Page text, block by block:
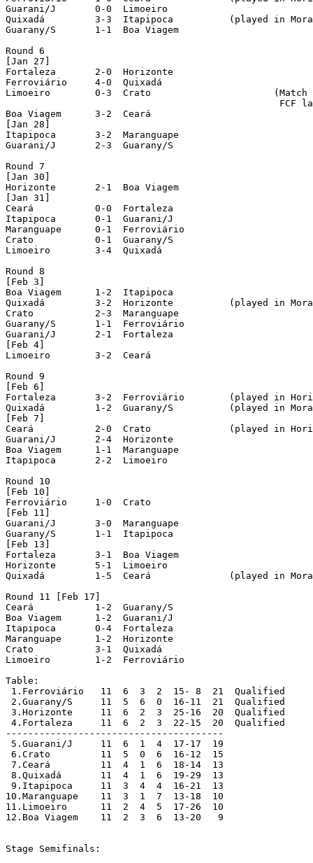
Guarani/J	0-0  Limoeiro
Quixadá		3-3  Itapipoca		(played in Morada Nova)
Guarany/S	1-1  Boa Viagem
Round 6
[Jan 27]
Fortaleza       2-0  Horizonte
Ferroviário     4-0  Quixadá
Limoeiro        0-3  Crato			(Match suspended at 38' when Crato was leading by 1-0.
Boa Viagem      3-2  Ceará
[Jan 28]
Itapipoca       3-2  Maranguape
Guarani/J       2-3  Guarany/S
Round 7
[Jan 30]
Horizonte       2-1  Boa Viagem
[Jan 31]
Ceará	        0-0  Fortaleza
Itapipoca       0-1  Guarani/J
Maranguape      0-1  Ferroviário
Crato	        0-1  Guarany/S
Limoeiro        3-4  Quixadá
Round 8
[Feb 3]
Boa Viagem      1-2  Itapipoca
Quixadá	        3-2  Horizonte		(played in Morada Nova)
Crato	        2-3  Maranguape
Guarany/S       1-1  Ferroviário
Guarani/J       2-1  Fortaleza
[Feb 4]
Limoeiro        3-2  Ceará
Round 9
[Feb 6]
Fortaleza	3-2  Ferroviário	(played in Horizonte)
Quixadá		1-2  Guarany/S		(played in Morada Nova)
[Feb 7]
Ceará		2-0  Crato		(played in Horizonte)
Guarani/J	2-4  Horizonte
Boa Viagem	1-1  Maranguape
Itapipoca	2-2  Limoeiro
Round 10
[Feb 10]
Ferroviário	1-0  Crato
[Feb 11]
Guarani/J	3-0  Maranguape
Guarany/S	1-1  Itapipoca
[Feb 13]
Fortaleza	3-1  Boa Viagem
Horizonte	5-1  Limoeiro
Quixadá		1-5  Ceará		(played in Morada Nova)
Round 11 [Feb 17]
Ceará		1-2  Guarany/S
Boa Viagem	1-2  Guarani/J
Itapipoca	0-4  Fortaleza
Maranguape	1-2  Horizonte
Crato		3-1  Quixadá
Limoeiro	1-2  Ferroviário
Table:
1.Ferroviário   11  6  3  2  15- 8  21  Qualified
2.Guarany/S   	 11  5  6  0  16-11  21  Qualified
3.Horizonte   	 11  6  2  3  25-16  20  Qualified
4.Fortaleza   	 11  6  2  3  22-15  20  Qualified
---------------------------------------
5.Guarani/J   	 11  6  1  4  17-17  19
6.Crato         11  5  0  6  16-12  15
7.Ceará         11  4  1  6  18-14  13
8.Quixadá   	 11  4  1  6  19-29  13
9.Itapipoca   	 11  3  4  4  16-21  13
10.Maranguape    11  3  1  7  13-18  10
11.Limoeiro   	 11  2  4  5  17-26  10
12.Boa Viagem    11  2  3  6  13-20   9
Stage Semifinals: